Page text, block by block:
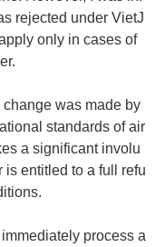
rejected under VietJ
only in cases of
was made by
standards of air
a significant involu
is entitled to a full refu
process a